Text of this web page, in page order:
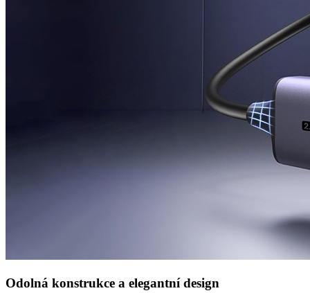
Odolná konstrukce a elegantní design